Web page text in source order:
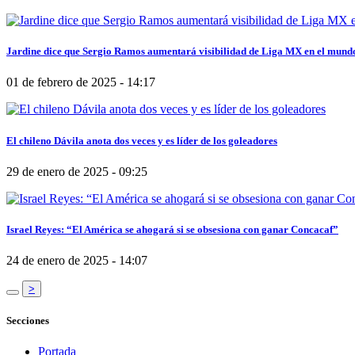
Jardine dice que Sergio Ramos aumentará visibilidad de Liga MX en el
01 de febrero de 2025 - 14:17
El chileno Dávila anota dos veces y es líder de los goleadores
29 de enero de 2025 - 09:25
Israel Reyes: “El América se ahogará si se obsesiona con ganar Concacaf”
24 de enero de 2025 - 14:07
>
Secciones
Portada